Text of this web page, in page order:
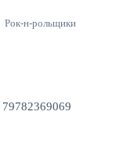
Рок-н-рольщики
79782369069